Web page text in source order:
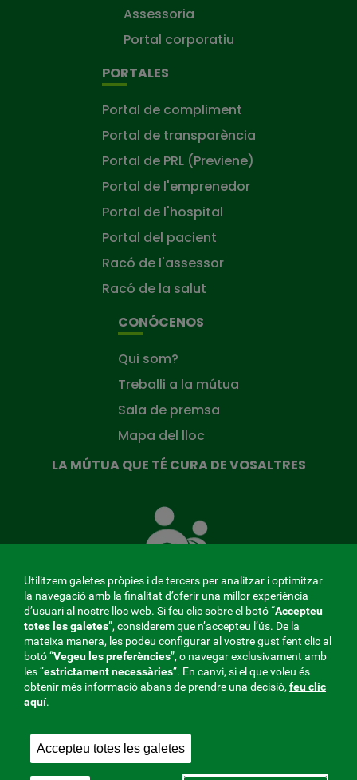
Assessoria
Portal corporatiu
PORTALES
Portal de compliment
Portal de transparència
Portal de PRL (Previene)
Portal de l'emprenedor
Portal de l'hospital
Portal del pacient
Racó de l'assessor
Racó de la salut
CONÓCENOS
Qui som?
Treballi a la mútua
Sala de premsa
Mapa del lloc
LA MÚTUA QUE TÉ CURA DE VOSALTRES
Mútua
que
de
tu
MENÚ
REDES
V20
Mútua col·laboradora amb la Seguretat Social, 275.
Fraternidad-Muprespa 2026
Utilitzem galetes pròpies i de tercers per analitzar i optimitzar
la navegació amb la finalitat d’oferir una millor experiència
d’usuari al nostre lloc web. Si feu clic sobre el botó “Accepteu
totes les galetes”, considerem que n’accepteu l’ús. De la
mateixa manera, les podeu configurar al vostre gust fent clic al
botó “Vegeu les preferències”, o navegar exclusivament amb
les “estrictamentnecessàries”. En canvi, si el que voleu és
obtenir més informació abans de prendre una decisió, feu clic
aquí.
Accepteu totes les galetes